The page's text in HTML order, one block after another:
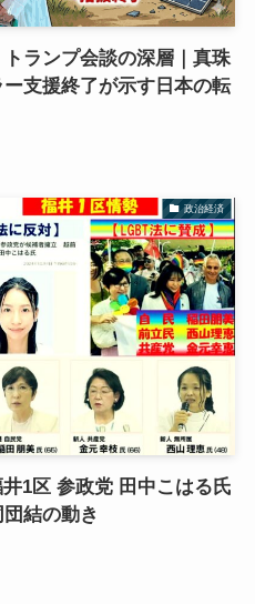
トランプ会談の深層｜真珠
支援終了が示す日本の転
政治経済
1区 参政党 田中こはる氏
結の動き